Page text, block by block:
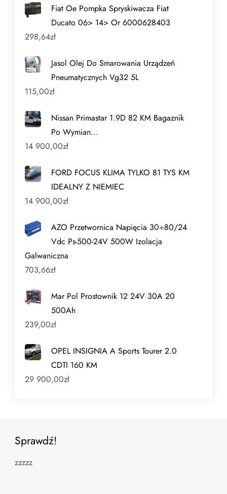
Fiat Oe Pompka Spryskiwacza Fiat
Ducato 06> 14> Or 6000628403
298,64zł
Jasol Olej Do Smarowania Urządzeń
Pneumatycznych Vg32 5L
115,00zł
Nissan Primastar 1.9D 82 KM Bagaznik
Po Wymian...
14 900,00zł
FORD FOCUS KLIMA TYLKO 81 TYS KM
IDEALNY Z NIEMIEC
14 900,00zł
AZO Przetwornica Napięcia 30÷80/24
Vdc Ps-500-24V 500W Izolacja
Galwaniczna
703,66zł
Mar Pol Prostownik 12 24V 30A 20
500Ah
239,00zł
OPEL INSIGNIA A Sports Tourer 2.0
CDTI 160 KM
29 900,00zł
Sprawdź!
zzzzz